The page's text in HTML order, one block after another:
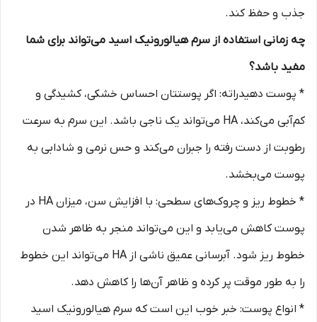
جذب و حفظ کند.
چه زمانی استفاده از سرم هیالورونیک اسید می‌تواند برای شما
مفید باشد؟
* پوست دهیدراته: اگر پوستتان احساس خشکی، کشیدگی و
کم‌آبی می‌کند، HA می‌تواند یک ناجی باشد. این سرم به سرعت
رطوبت از دست رفته را جبران می‌کند و حس نرمی و شادابی به
پوست می‌بخشد.
* خطوط ریز و چروک‌های سطحی: با افزایش سن، میزان HA در
پوست کاهش می‌یابد و این می‌تواند منجر به ظاهر شدن
خطوط ریز شود. آبرسانی عمیق ناشی از HA می‌تواند این خطوط
را به طور موقت پر کرده و ظاهر آن‌ها را کاهش دهد.
* انواع پوست: خبر خوب این است که سرم هیالورونیک اسید